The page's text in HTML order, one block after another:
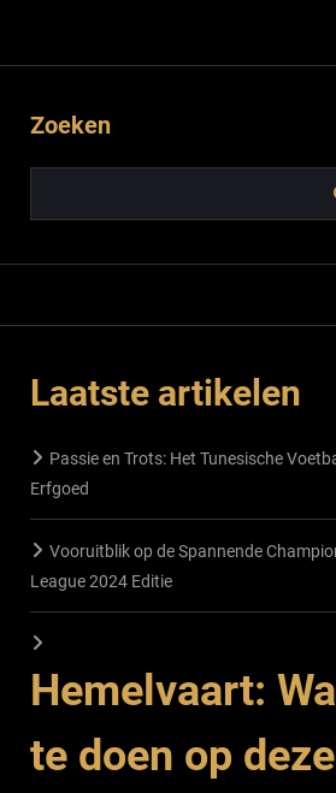
Zoeken
Laatste artikelen
Passie en Trots: Het Tunesische
Erfgoed
Vooruitblik op de Spannende
League 2024 Editie
Hemelvaart:
te doen op deze